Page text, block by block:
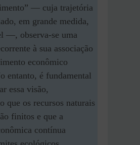
— cuja trajetória
em grande medida,
—, observa-se uma
à sua associação
econômico
entanto, é fundamental
essa visão,
que os recursos naturais
finitos e que a
contínua